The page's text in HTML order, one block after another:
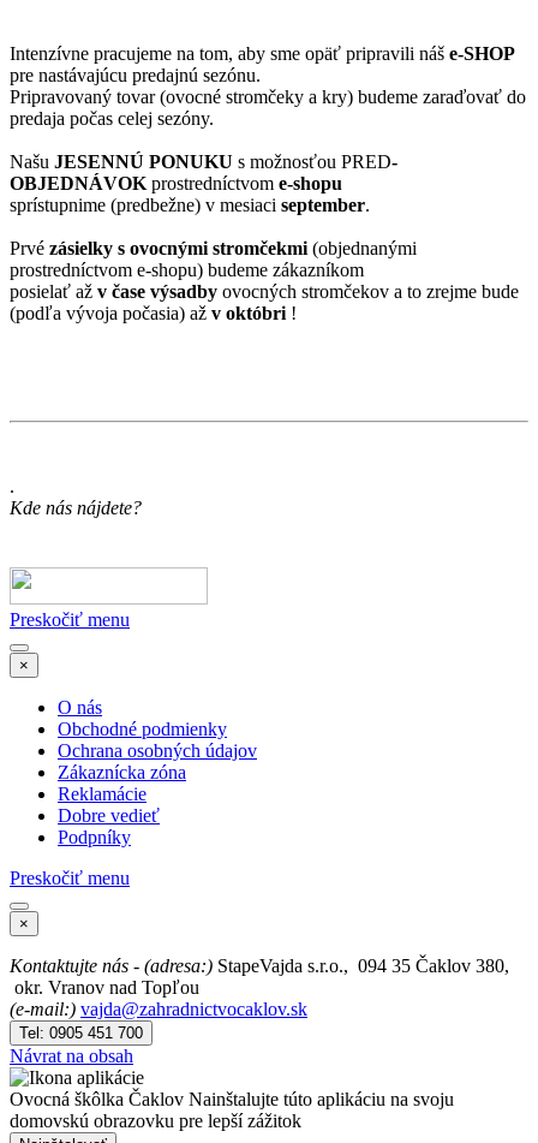
Intenzívne pracujeme na tom, aby sme opäť pripravili náš e-SHOP
pre nastávajúcu predajnú sezónu.
Pripravovaný tovar (ovocné stromčeky a kry) budeme zaraďovať do
predaja počas celej sezóny.
Našu JESENNÚ PONUKU s možnosťou PRED-
OBJEDNÁVOK prostredníctvom e-shopu
sprístupnime (predbežne) v mesiaci september.
Prvé zásielky s ovocnými stromčekmi (objednanými
prostredníctvom e-shopu) budeme zákazníkom
posielať až v čase výsadby ovocných stromčekov a to zrejme bude
(podľa vývoja počasia) až v októbri !
.
Kde nás nájdete?
Preskočiť menu
×
O nás
Obchodné podmienky
Ochrana osobných údajov
Zákaznícka zóna
Reklamácie
Dobre vedieť
Podpníky
Preskočiť menu
×
Kontaktujte nás - (adresa:) StapeVajda s.r.o., 094 35 Čaklov 380,
okr. Vranov nad Topľou
(e-mail:) vajda@zahradnictvocaklov.sk
Tel: 0905 451 700
Návrat na obsah
Ovocná škôlka Čaklov Nainštalujte túto aplikáciu na svoju
domovskú obrazovku pre lepší zážitok